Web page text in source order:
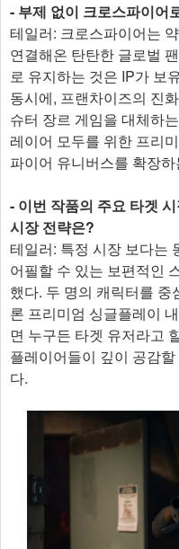
- 부제 없이 크로스파이어
테일러: 크로스파이어는
연결해온 탄탄한 글로벌
로 유지하는 것은 IP가 보
동시에, 프랜차이즈의 진
슈터 장르 게임을 대체하
레이어 모두를 위한 프리
파이어 유니버스를 확장
- 이번 작품의 주요 타겟
시장 전략은?
테일러: 특정 시장 보다는
어필할 수 있는 보편적인
했다. 두 명의 캐릭터를
론 프리미엄 싱글플레이
면 누구든 타겟 유저라고
플레이어들이 깊이 공감
다.